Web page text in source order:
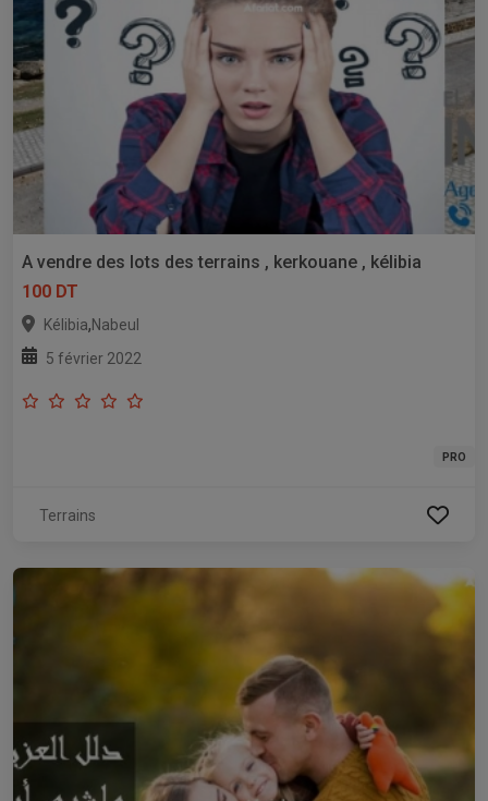
A vendre des lots des terrains , kerkouane , kélibia
100 DT
Kélibia,Nabeul
5 février 2022
PRO
Terrains